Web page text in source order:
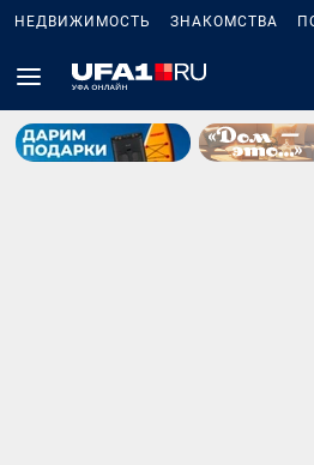
НЕДВИЖИМОСТЬ ЗНАКОМСТВА